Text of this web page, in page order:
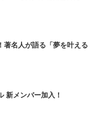
著名人が語る「夢を叶える
新メンバー加入！